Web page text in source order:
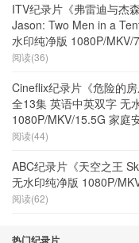
ITV纪录片《弗雷迪与杰
Jason: Two Men in a
水印纯净版 1080P/MKV/
阅读(36)
Cineflix纪录片《危险的
全13集 英语中英双字 无
1080P/MKV/15.5G 家庭
阅读(44)
ABC纪录片《天空之王
无水印纯净版 1080P/
阅读(62)
热门纪录片